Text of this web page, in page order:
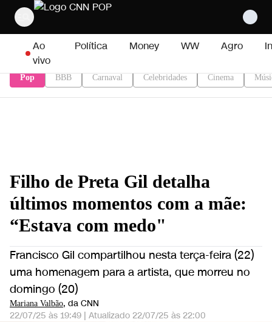
Pular para o conteúdo
Ao
vivo
Política Money WW Agro
Pop BBB Carnaval Celebridades Cinema
Filho de Preta Gil detalha
últimos momentos com a mãe:
“Estava com medo"
Francisco Gil compartilhou nesta terça-feira (22)
uma homenagem para a artista, que morreu no
domingo (20)
Mariana Valbão, da CNN
22/07/25 às 19:49 | Atualizado 22/07/25 às 22:00